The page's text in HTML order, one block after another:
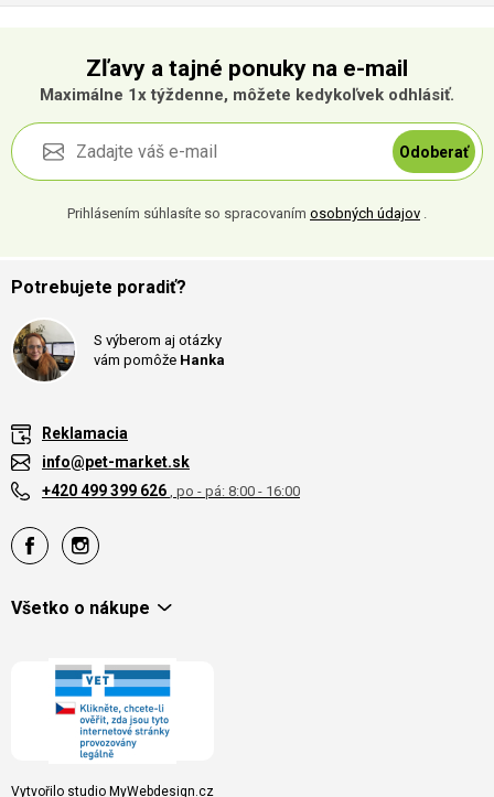
Zľavy a tajné ponuky na e-mail
Maximálne 1x týždenne, môžete kedykoľvek odhlásiť.
Odoberať
Prihlásením súhlasíte so spracovaním osobných údajov .
Potrebujete poradiť?
S výberom aj otázky
vám pomôže Hanka
Reklamacia
info@pet-market.sk
+420 499 399 626 , po - pá: 8:00 - 16:00
Všetko o nákupe
Vytvořilo studio MyWebdesign.cz